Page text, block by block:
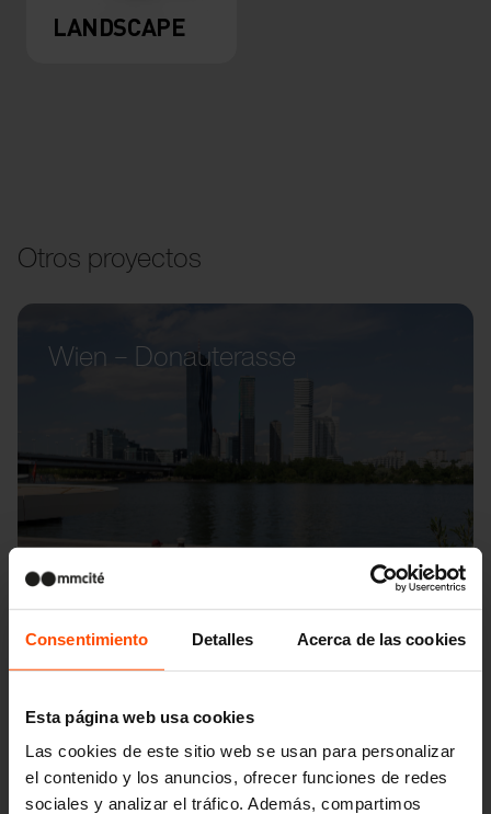
Consentimiento Detalles Acerca de las cookies
Esta página web usa cookies
Las cookies de este sitio web se usan para personalizar
el contenido y los anuncios, ofrecer funciones de redes
sociales y analizar el tráfico. Además, compartimos
LANDSCAPE
Otros proyectos
Wien – Donauterasse